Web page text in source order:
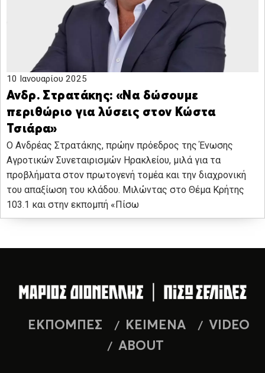
10 Ιανουαρίου 2025
Ανδρ. Στρατάκης: «Να δώσουμε
περιθώριο για λύσεις στον Κώστα
Τσιάρα»
Ο Ανδρέας Στρατάκης, πρώην πρόεδρος της Ένωσης
Αγροτικών Συνεταιρισμών Ηρακλείου, μιλά για τα
προβλήματα στον πρωτογενή τομέα και την διαχρονική
του απαξίωση του κλάδου. Μιλώντας στο Θέμα Κρήτης
103.1 και στην εκπομπή «Πίσω
ΕΚΠΟΜΠΕΣ ΚΕΙΜΕΝΑ
VIDEO
ABOUT